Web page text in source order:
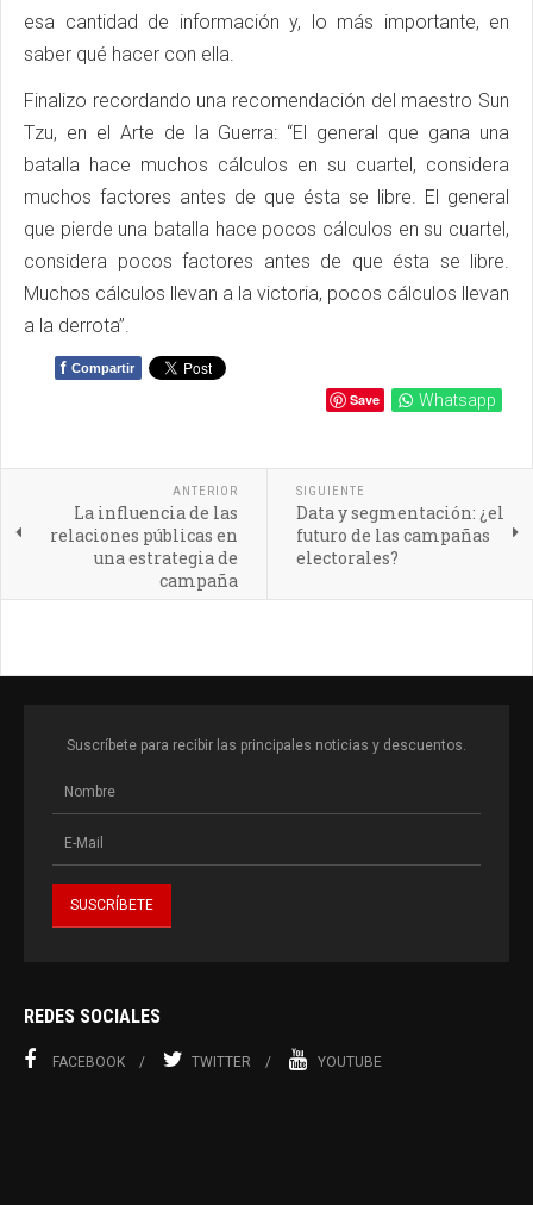
esa cantidad de información y, lo más importante, en
saber qué hacer con ella.
Finalizo recordando una recomendación del maestro Sun
Tzu, en el Arte de la Guerra: “El general que gana una
batalla hace muchos cálculos en su cuartel, considera
muchos factores antes de que ésta se libre. El general
que pierde una batalla hace pocos cálculos en su cuartel,
considera pocos factores antes de que ésta se libre.
Muchos cálculos llevan a la victoria, pocos cálculos llevan
a la derrota”.
f Compartir
Save Whatsapp
ANTERIOR
La influencia de las
relaciones públicas en
una estrategia de
campaña
SIGUIENTE
Data y segmentación: ¿el
futuro de las campañas
electorales?
Suscríbete para recibir las principales noticias y descuentos.
REDES SOCIALES
FACEBOOK TWITTER YOUTUBE